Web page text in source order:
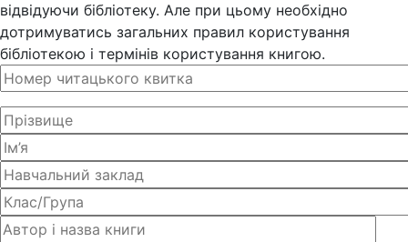
відвідуючи бібліотеку. Але при цьому необхідно
дотримуватись загальних правил користування
бібліотекою і термінів користування книгою.